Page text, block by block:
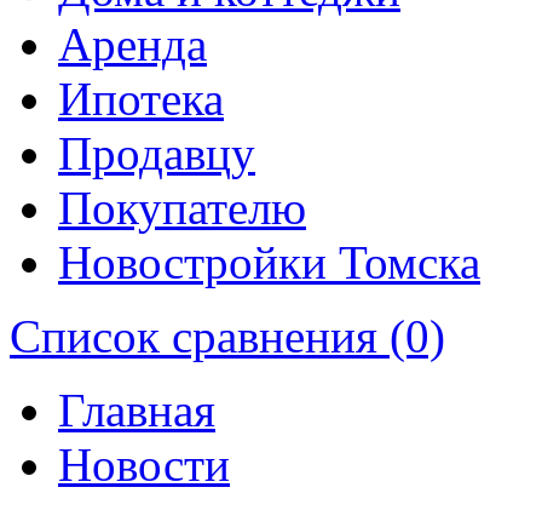
Аренда
Ипотека
Продавцу
Покупателю
Новостройки Томска
Список сравнения (0)
Главная
Новости